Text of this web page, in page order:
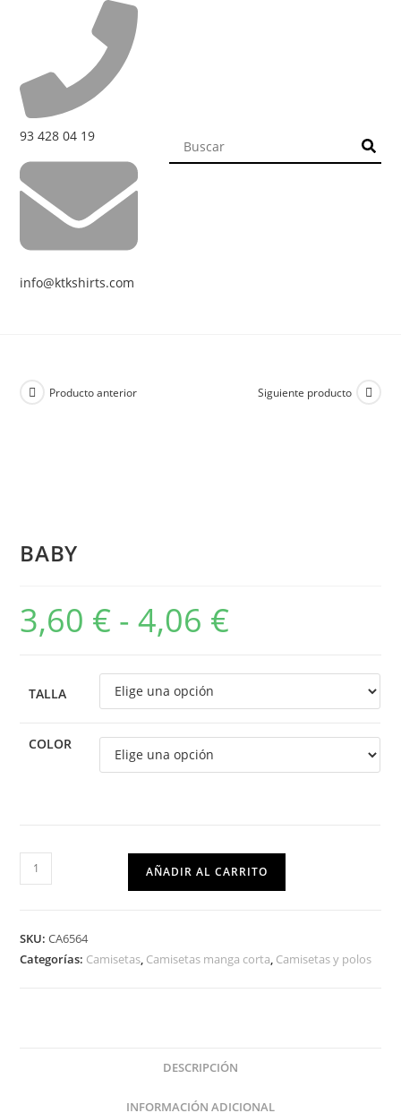
93 428 04 19
info@ktkshirts.com
Producto anterior Siguiente producto
BABY
3,60 € - 4,06 €
TALLA
COLOR
AÑADIR AL CARRITO
SKU:CA6564
Categorías: Camisetas, Camisetas manga corta, Camisetas y polos
DESCRIPCIÓN
INFORMACIÓN ADICIONAL